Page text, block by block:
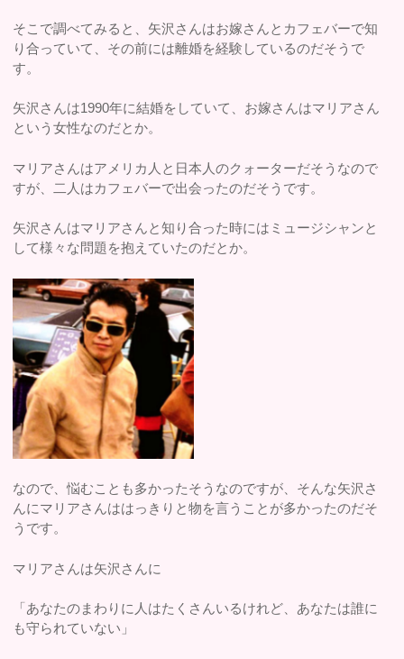
そこで調べてみると、矢沢さんはお嫁さんとカフェバーで知
り合っていて、その前には離婚を経験しているのだそうで
す。
矢沢さんは1990年に結婚をしていて、お嫁さんはマリアさん
という女性なのだとか。
マリアさんはアメリカ人と日本人のクォーターだそうなので
すが、二人はカフェバーで出会ったのだそうです。
矢沢さんはマリアさんと知り合った時にはミュージシャンと
して様々な問題を抱えていたのだとか。
なので、悩むことも多かったそうなのですが、そんな矢沢さ
んにマリアさんははっきりと物を言うことが多かったのだそ
うです。
マリアさんは矢沢さんに
「あなたのまわりに人はたくさんいるけれど、あなたは誰に
も守られていない」